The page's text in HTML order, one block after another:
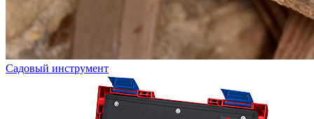
Садовый инструмент